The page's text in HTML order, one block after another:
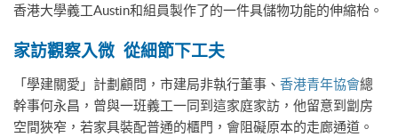
香港大學義工Austin和組員製作了的一件具儲物功能的伸縮枱。
家訪觀察入微 從細節下工夫
「學建關愛」計劃顧問，市建局非執行董事、 香港青年協會總
幹事何永昌，曾與一班義工一同到這家庭家訪，他留意到劏房
空間狹窄，若家具裝配普通的櫃門，會阻礙原本的走廊通道。